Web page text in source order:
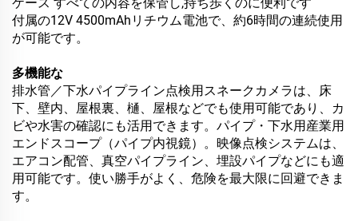
ケース すべての内容を保管し,持ち歩くのに便利です
付属の12V 4500mAhリチウム電池で、約6時間の連続使用
が可能です。
多機能な
排水管／下水パイプライン点検用スネークカメラは、床
下、壁内、屋根裏、樋、屋根などでも使用可能であり、カ
ビや水害の確認にも活用できます。パイプ・下水用産業用
エンドスコープ（パイプ内視鏡）。映像点検システムは、
エアコン配管、真空パイプライン、埋設パイプなどにも適
用可能です。使い勝手がよく、危険を最大限に回避できま
す。